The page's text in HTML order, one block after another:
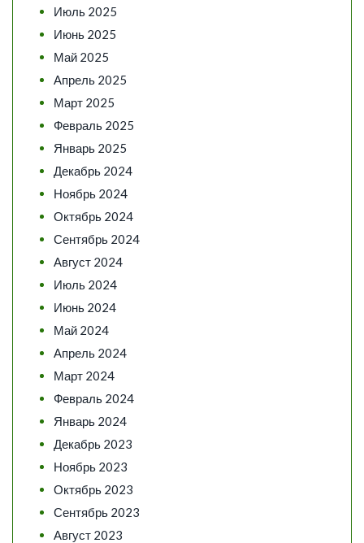
Июль 2025
Июнь 2025
Май 2025
Апрель 2025
Март 2025
Февраль 2025
Январь 2025
Декабрь 2024
Ноябрь 2024
Октябрь 2024
Сентябрь 2024
Август 2024
Июль 2024
Июнь 2024
Май 2024
Апрель 2024
Март 2024
Февраль 2024
Январь 2024
Декабрь 2023
Ноябрь 2023
Октябрь 2023
Сентябрь 2023
Август 2023